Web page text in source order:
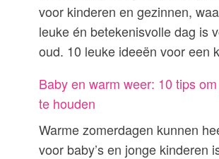
voor kinderen en gezinnen,
leuke én betekenisvolle dag is
oud. 10 leuke ideeën voor een
Baby en warm weer: 10 tips
te houden
Warme zomerdagen kunnen
voor baby’s en jonge kinderen